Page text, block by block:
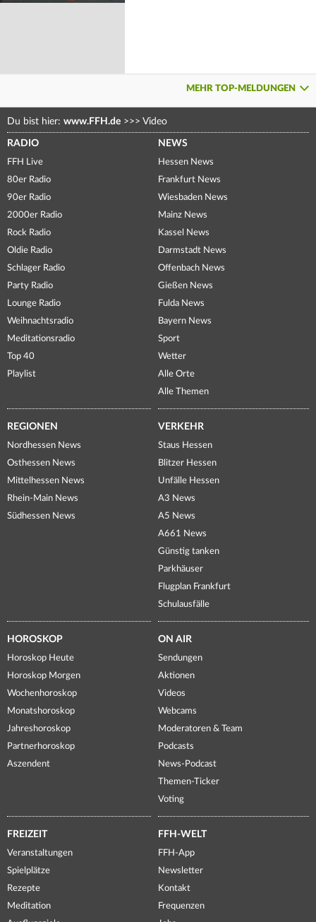
MEHR TOP-MELDUNGEN
Du bist hier: www.FFH.de >>> Video
RADIO
FFH Live
80er Radio
90er Radio
2000er Radio
Rock Radio
Oldie Radio
Schlager Radio
Party Radio
Lounge Radio
Weihnachtsradio
Meditationsradio
Top 40
Playlist
NEWS
Hessen News
Frankfurt News
Wiesbaden News
Mainz News
Kassel News
Darmstadt News
Offenbach News
Gießen News
Fulda News
Bayern News
Sport
Wetter
Alle Orte
Alle Themen
REGIONEN
Nordhessen News
Osthessen News
Mittelhessen News
Rhein-Main News
Südhessen News
VERKEHR
Staus Hessen
Blitzer Hessen
Unfälle Hessen
A3 News
A5 News
A661 News
Günstig tanken
Parkhäuser
Flugplan Frankfurt
Schulausfälle
HOROSKOP
Horoskop Heute
Horoskop Morgen
Wochenhoroskop
Monatshoroskop
Jahreshoroskop
Partnerhoroskop
Aszendent
ON AIR
Sendungen
Aktionen
Videos
Webcams
Moderatoren & Team
Podcasts
News-Podcast
Themen-Ticker
Voting
FREIZEIT
Veranstaltungen
Spielplätze
Rezepte
Meditation
FFH-WELT
FFH-App
Newsletter
Kontakt
Frequenzen